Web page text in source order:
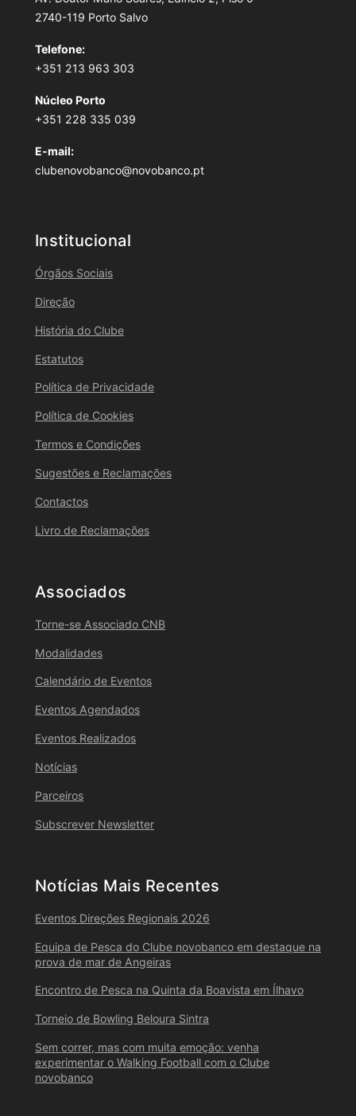
2740-119 Porto Salvo
Telefone:
+351 213 963 303
Núcleo Porto
+351 228 335 039
E-mail:
clubenovobanco@novobanco.pt
Institucional
Órgãos Sociais
Direção
História do Clube
Estatutos
Política de Privacidade
Política de Cookies
Termos e Condições
Sugestões e Reclamações
Contactos
Livro de Reclamações
Associados
Torne-se Associado CNB
Modalidades
Calendário de Eventos
Eventos Agendados
Eventos Realizados
Notícias
Parceiros
Subscrever Newsletter
Notícias Mais Recentes
Eventos Direções Regionais 2026
Equipa de Pesca do Clube novobanco em destaque na
prova de mar de Angeiras
Encontro de Pesca na Quinta da Boavista em Ílhavo
Torneio de Bowling Beloura Sintra
Sem correr, mas com muita emoção: venha
experimentar o Walking Football com o Clube
novobanco